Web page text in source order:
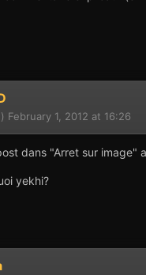
February 1, 2012 at 16:26
dans "Arret sur image"
yekhi?